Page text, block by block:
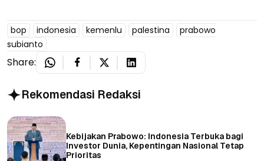
bop indonesia kemenlu palestina
prabowo
subianto
Share:
Rekomendasi Redaksi
Kebijakan Prabowo: Indonesia Terbuka bagi
Investor Dunia, Kepentingan Nasional Tetap
Prioritas